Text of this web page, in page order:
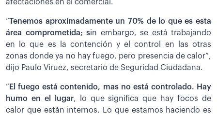
afectaciones en el comercial.
“Tenemos aproximadamente un 70% de lo que es esta
área comprometida; sin embargo, se está trabajando
en lo que es la contención y el control en las otras
zonas donde ya no hay fuego, pero presencia de calor”,
dijo Paulo Viruez, secretario de Seguridad Ciudadana.
“ El fuego está contenido, mas no está controlado. Hay
humo en el lugar, lo que significa que hay focos de
calor que están internos. Lo que estamos haciendo es